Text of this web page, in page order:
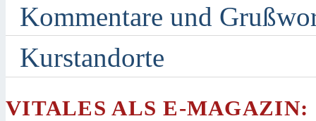
Kommentare und
Kurstandorte
VITALES ALS E-MAGAZIN: